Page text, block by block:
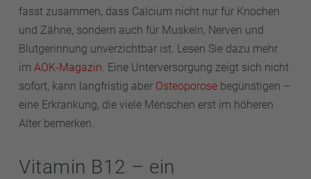
fasst zusammen, dass Calcium nicht nur für Knochen
und Zähne, sondern auch für Muskeln, Nerven und
Blutgerinnung unverzichtbar ist. Lesen Sie dazu mehr
im AOK-Magazin. Eine Unterversorgung zeigt sich nicht
sofort, kann langfristig aber Osteoporose begünstigen –
eine Erkrankung, die viele Menschen erst im höheren
Alter bemerken.
Vitamin B12 – ein